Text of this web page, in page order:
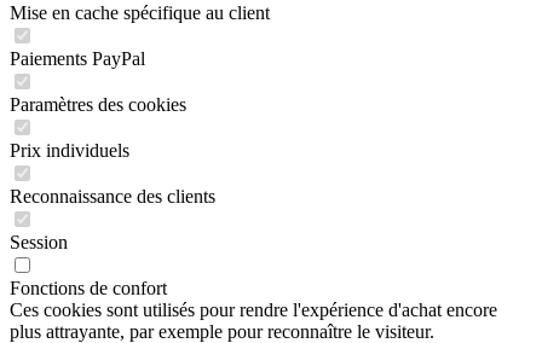
Mise en cache spécifique au client
Paiements PayPal
Paramètres des cookies
Prix individuels
Reconnaissance des clients
Session
Fonctions de confort
Ces cookies sont utilisés pour rendre l'expérience d'achat encore
plus attrayante, par exemple pour reconnaître le visiteur.